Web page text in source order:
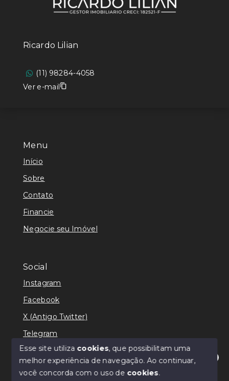
Olá! Estamos disponíveis para te ajudar.
Menu
Início
Sobre
Contato
Financie
Negocie seu Imóvel
Social
Instagram
Facebook
X (Antigo Twitter)
Telegram
© Copyright 2026 - Ricardo Lilian - Todos os direitos
Ricardo Lilian
(11) 98284-4058
Ver e-mail
Esse site utiliza cookies, que possibilitam uma
melhor experiência de navegação.Ao continuar,
você concorda com o uso de cookies.